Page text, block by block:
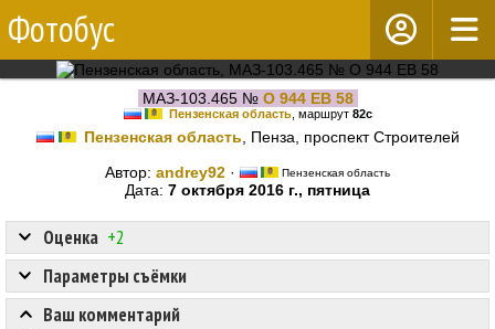
Фотобус
МАЗ-103.465 № О 944 ЕВ 58
Пензенская область, маршрут 82с
Пензенская область , Пенза, проспект Строителей
Автор: andrey92 · Пензенская область
Дата: 7 октября 2016 г., пятница
Оценка +2
Параметры съёмки
Ваш комментарий